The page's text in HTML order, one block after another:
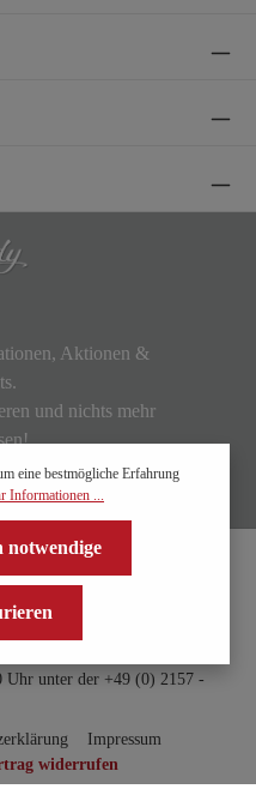
Aktionen &
und nichts mehr
Uhr unter der +49 (0) 2157 -
Impressum
widerrufen
eine bestmögliche Erfahrung
Informationen ...
notwendige